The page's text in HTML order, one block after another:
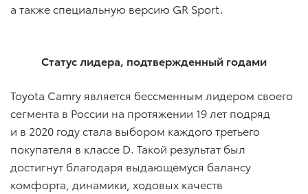
а также специальную версию GR Sport.
Статус лидера, подтвержденный годами
Toyota Camry является бессменным лидером своего
сегмента в России на протяжении 19 лет подряд
и в 2020 году стала выбором каждого третьего
покупателя в классе D. Такой результат был
достигнут благодаря выдающемуся балансу
комфорта, динамики, ходовых качеств